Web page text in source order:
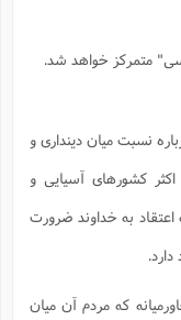
متمرکز خواهد شد.
نسبت میان دینداری و
کشورهای آسیایی و
اعتقاد به خداوند ضرورت
که مردم آن میان